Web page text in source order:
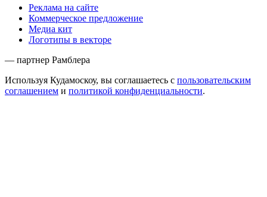
Реклама на сайте
Коммерческое предложение
Медиа кит
Логотипы в векторе
— партнер Рамблера
Используя Кудамоскоу, вы соглашаетесь с пользовательским
соглашением и политикой конфиденциальности.